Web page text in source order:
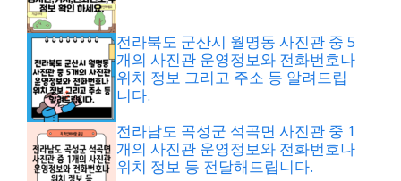
전라북도 군산시 월명동 사진관 중 5
개의 사진관 운영정보와 전화번호나
위치 정보 그리고 주소 등 알려드립
니다.
전라남도 곡성군 석곡면 사진관 중 1
개의 사진관 운영정보와 전화번호나
위치 정보 등 전달해드립니다.